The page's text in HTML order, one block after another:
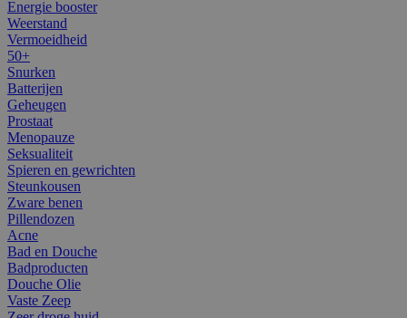
Energie booster
Weerstand
Vermoeidheid
50+
Snurken
Batterijen
Geheugen
Prostaat
Menopauze
Seksualiteit
Spieren en gewrichten
Steunkousen
Zware benen
Pillendozen
Acne
Bad en Douche
Badproducten
Douche Olie
Vaste Zeep